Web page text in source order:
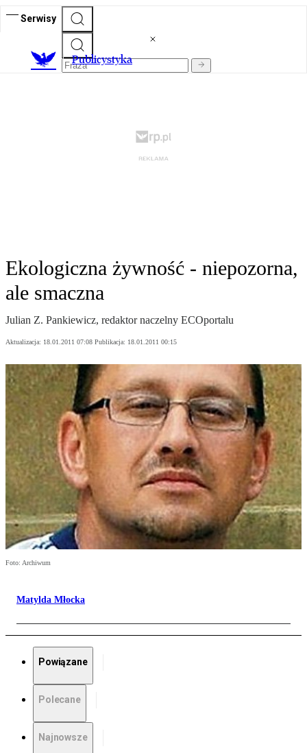
Serwisy
Publicystyka
Ekologiczna żywność - niepozorna,
ale smaczna
Julian Z. Pankiewicz, redaktor naczelny ECOportalu
Aktualizacja: 18.01.2011 07:08 Publikacja: 18.01.2011 00:15
Foto: Archiwum
Matylda Młocka
Powiązane
Polecane
Najnowsze